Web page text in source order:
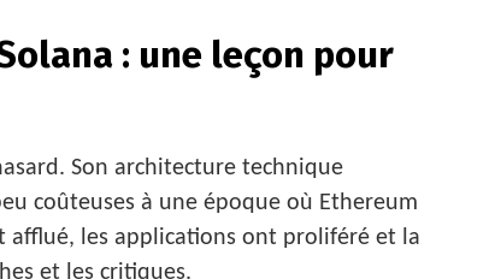
: une leçon pour
Son architecture technique
coûteuses à une époque où Ethereum
afflué, les applications ont proliféré et la
et les critiques.